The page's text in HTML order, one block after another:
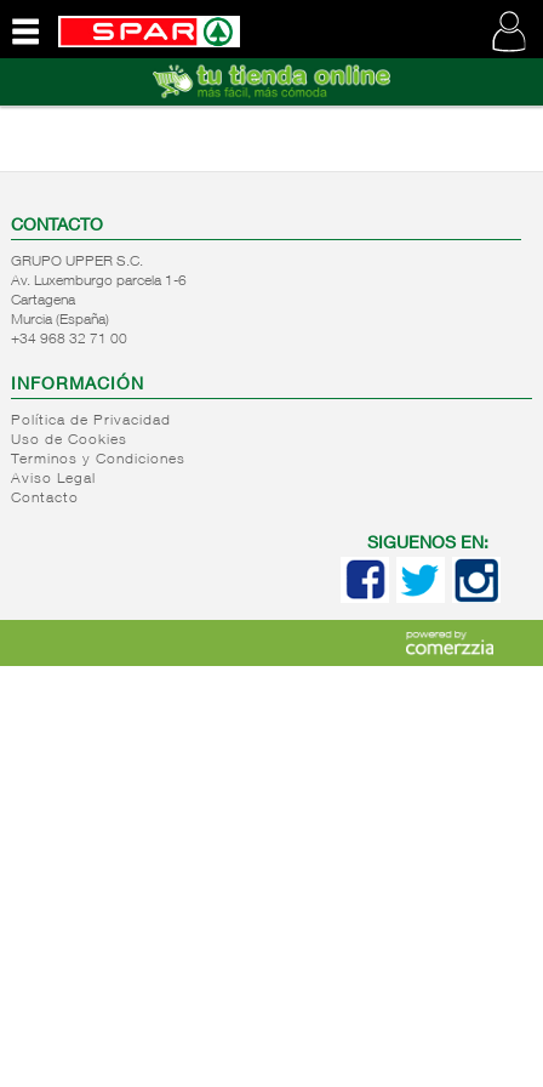
SOMOS
CONTACTO
GRUPO UPPER S.C.
Av. Luxemburgo parcela 1-6
Cartagena
Murcia (España)
+34 968 32 71 00
INFORMACIÓN
Política de Privacidad
Uso de Cookies
Terminos y Condiciones
Aviso Legal
Contacto
SIGUENOS EN: